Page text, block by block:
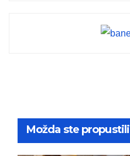
Možda ste propustili